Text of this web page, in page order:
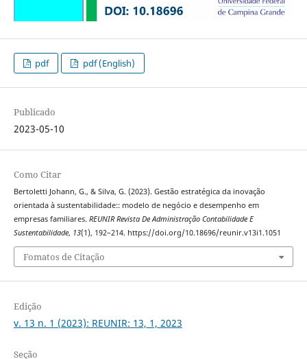
pdf pdf (English)
Publicado
2023-05-10
Como Citar
Bertoletti Johann, G., & Silva, G. (2023). Gestão estratégica da inovação
orientada à sustentabilidade:: modelo de negócio e desempenho em
empresas familiares. REUNIR Revista De Administração Contabilidade E
Sustentabilidade, 13(1), 192–214. https://doi.org/10.18696/reunir.v13i1.1051
Fomatos de Citação
Edição
v. 13 n. 1 (2023): REUNIR: 13, 1, 2023
Seção